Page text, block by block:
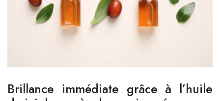
Brillance immédiate grâce à l’huile